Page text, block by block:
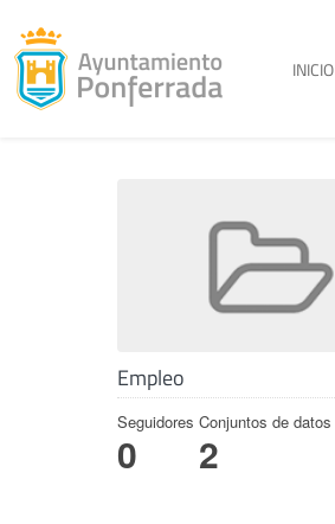
INICIO
Empleo
Seguidores
0
Conjuntos de datos
2